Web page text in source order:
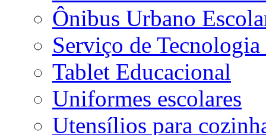
Ônibus Urbano
Serviço de
Tablet Educacional
Uniformes escolares
Utensílios para